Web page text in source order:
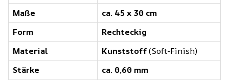
Maße
ca. 45 x 30 cm
Form
Rechteckig
Material
Kunststoff(Soft-Finish)
Stärke
ca. 0,60 mm